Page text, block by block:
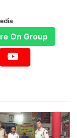
कि वर्तमान में
जैसी स्थिति
जमा कर रहे
बनाए रखने के
है।
On Group